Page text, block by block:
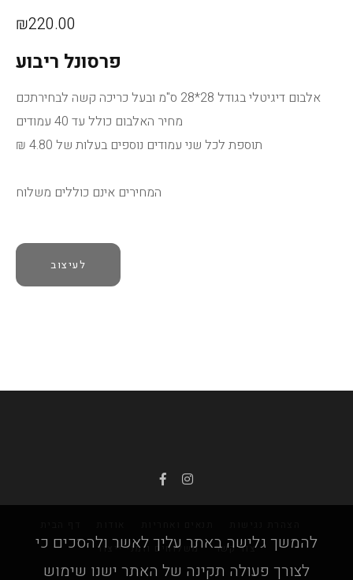
להמשך גלישה באתר עליך לאשר ולהסכים כי
לצורך פעולה תקינה של האתר ישנו שימוש
₪220.00
פרסונל ריבוע
אלבום דיגיטלי בגודל 28*28 ס"מ ובעל כריכה קשה לבחירתכם
מחיר האלבום כולל עד 40 עמודים
תוספת לכל שני עמודים נוספים בעלות של 4.80 ₪
המחירים אינם כוללים משלוח
לעיצוב
משלוחים וזמני ייצור
צור קשר